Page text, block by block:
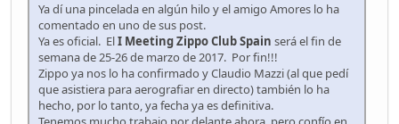
Ya dí una pincelada en algún hilo y el amigo Amores lo ha
comentado en uno de sus post.
Ya es oficial. ElI Meeting Zippo Club Spain será el fin de
semana de 25-26 de marzo de 2017. Por fin!!!
Zippo ya nos lo ha confirmado y Claudio Mazzi (al que pedí
que asistiera para aerografiar en directo) también lo ha
hecho, por lo tanto, ya fecha ya es definitiva.